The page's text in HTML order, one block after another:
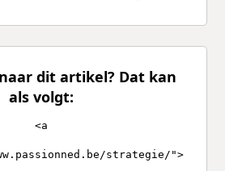
dit artikel? Dat kan
als volgt:
<a
strategie/">